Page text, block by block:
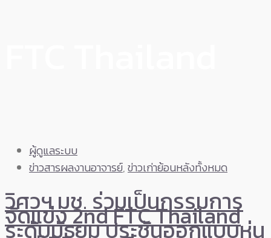
ผู้ดูแลระบบ
ข่าวสารผลงานอาจารย์,ข่าวเก่าย้อนหลังทั้งหมด
วิศวฯ มช. ร่วมเป็นกรรมการ
จัดแข่ง 2nd FTC Thailand
ระดับมัธยม ประชันออกแบบหุ่น